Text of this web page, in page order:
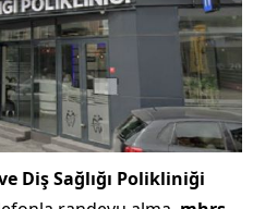
Diş Sağlığı Polikliniği